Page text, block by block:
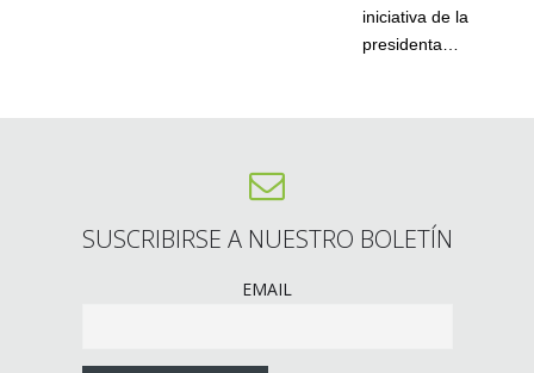
iniciativa de la
presidenta…
SUSCRIBIRSE A NUESTRO BOLETÍN
EMAIL